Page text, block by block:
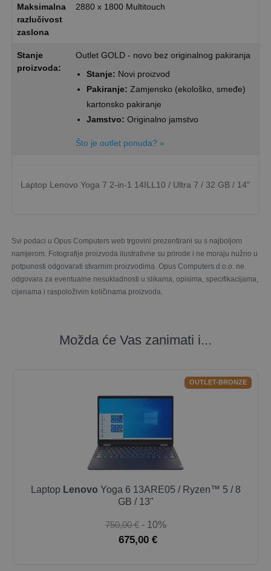
Maksimalna
razlučivost
zaslona
2880 x 1800 Multitouch
Stanje
proizvoda:
Outlet GOLD - novo bez originalnog pakiranja
Stanje: Novi proizvod
Pakiranje: Zamjensko (ekološko, smeđe)
kartonsko pakiranje
Jamstvo: Originalno jamstvo
Što je outlet ponuda? »
Laptop Lenovo Yoga 7 2-in-1 14ILL10 / Ultra 7 / 32 GB / 14"
Svi podaci u Opus Computers web trgovini prezentirani su s najboljom
namjerom. Fotografije proizvoda ilustrativne su prirode i ne moraju nužno u
potpunosti odgovarati stvarnim proizvodima. Opus Computers d.o.o. ne
odgovara za eventualne nesukladnosti u slikama, opisima, specifikacijama,
cijenama i raspoloživim količinama proizvoda.
Možda će Vas zanimati i...
OUTLET-BRONZE
Laptop Lenovo Yoga 6 13ARE05 / Ryzen™ 5 / 8
GB / 13"
750,00 € - 10%
675,00 €